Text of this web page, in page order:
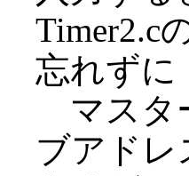
Timer2.c
忘れずに
マスタ
ブアド